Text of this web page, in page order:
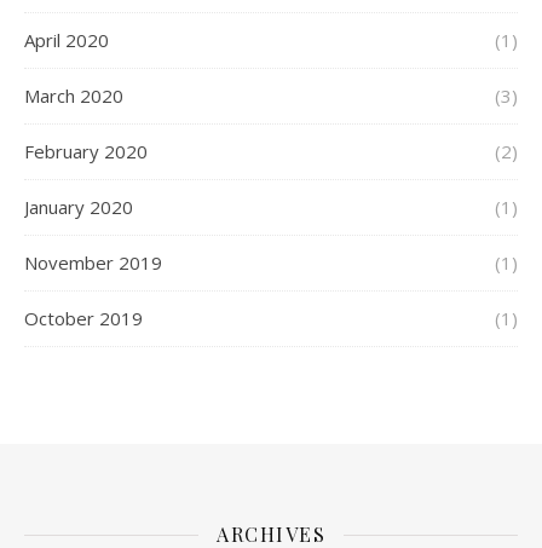
April 2020 (1)
March 2020 (3)
February 2020 (2)
January 2020 (1)
November 2019 (1)
October 2019 (1)
ARCHIVES